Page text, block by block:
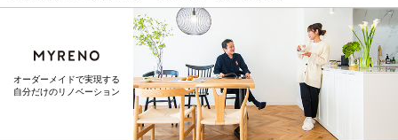
オーダーメイドで実現する
自分だけのリノベーション